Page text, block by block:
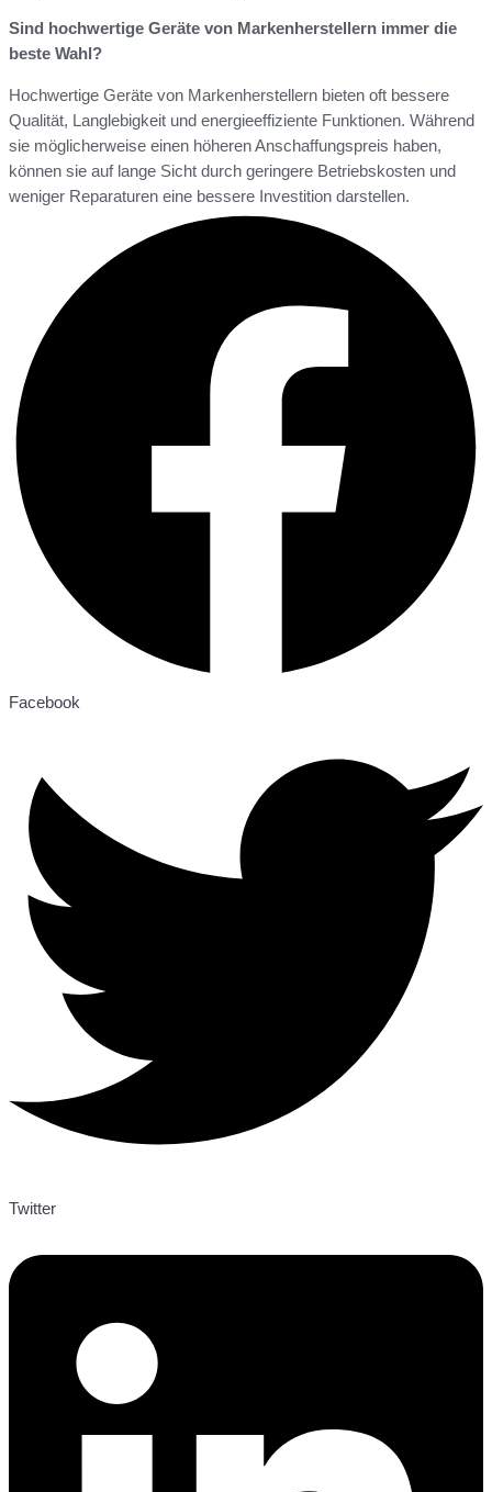
Sind hochwertige Geräte von Markenherstellern immer die
beste Wahl?
Hochwertige Geräte von Markenherstellern bieten oft bessere
Qualität, Langlebigkeit und energieeffiziente Funktionen. Während
sie möglicherweise einen höheren Anschaffungspreis haben,
können sie auf lange Sicht durch geringere Betriebskosten und
weniger Reparaturen eine bessere Investition darstellen.
Facebook
Twitter